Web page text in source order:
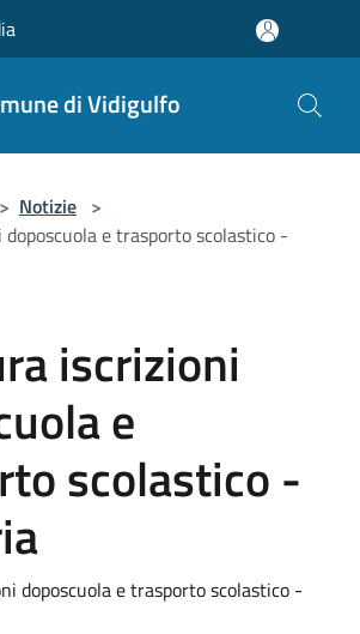
di Vidigulfo
> Notizie >
e trasporto scolastico -
iscrizioni
e
scolastico -
doposcuola e trasporto scolastico -